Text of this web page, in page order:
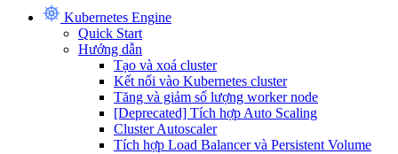
Kubernetes Engine
Quick Start
Hướng dẫn
Tạo và xoá cluster
Kết nối vào Kubernetes cluster
Tăng và giảm số lượng worker node
[Deprecated] Tích hợp Auto Scaling
Cluster Autoscaler
Tích hợp Load Balancer và Persistent Volume